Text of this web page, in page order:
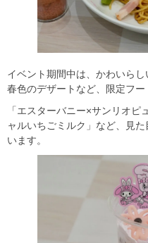
イベント期間中は、かわいらし
春色のデザートなど、限定フー
「エスターバニー×サンリオ
ャルいちごミルク」など、見
います。